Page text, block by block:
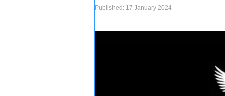
Published: 17 January 2024